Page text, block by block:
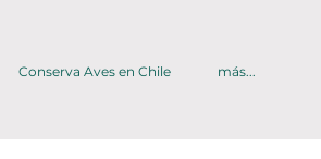
Conserva Aves en Chile más...